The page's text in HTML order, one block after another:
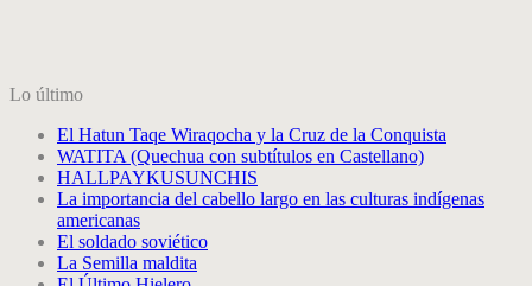
Lo último
El Hatun Taqe Wiraqocha y la Cruz de la Conquista
WATITA (Quechua con subtítulos en Castellano)
HALLPAYKUSUNCHIS
La importancia del cabello largo en las culturas indígenas
americanas
El soldado soviético
La Semilla maldita